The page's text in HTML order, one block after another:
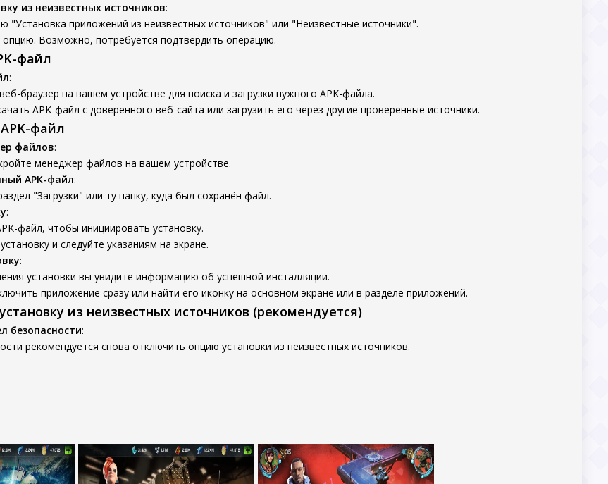
из неизвестных источников:
"Установка приложений из неизвестных источников" или "Неизвестные источники".
опцию. Возможно, потребуется подтвердить операцию.
файл
:
браузер на вашем устройстве для поиска и загрузки нужного APK-файла.
APK-файл с доверенного веб-сайта или загрузить его через другие проверенные источники.
файл
файлов:
менеджер файлов на вашем устройстве.
APK-файл:
"Загрузки" или ту папку, куда был сохранён файл.
:
файл, чтобы инициировать установку.
и следуйте указаниям на экране.
:
установки вы увидите информацию об успешной инсталляции.
приложение сразу или найти его иконку на основном экране или в разделе приложений.
из неизвестных источников (рекомендуется)
безопасности:
рекомендуется снова отключить опцию установки из неизвестных источников.